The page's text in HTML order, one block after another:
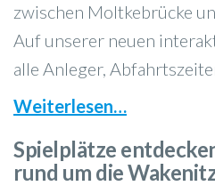
zwischen Moltkebrücke
Auf unserer neuen
alle Anleger,
Weiterlesen…
Spielplätze
rund um die